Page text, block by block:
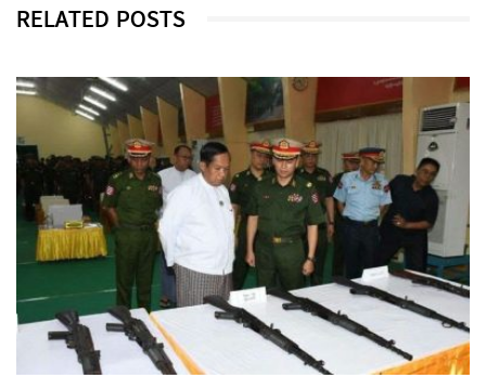
RELATED POSTS